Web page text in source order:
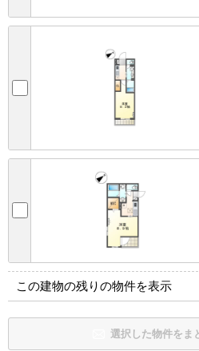
この建物の残りの物件を表示
選択した物件をま